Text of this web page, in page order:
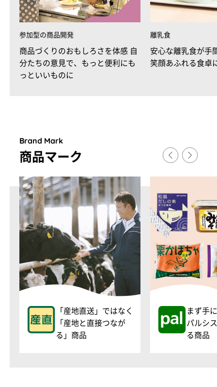
参加型の商品開発
商品づくりのおもしろさを体感 自
分たちの意見で、もっと便利にも
っといいものに
離乳食
安心な離乳食が手
笑顔あふれる食卓
Brand Mark
商品マーク
「産地直送」ではなく
「産地と直接つなが
る」商品
まず手
パルシ
る商品